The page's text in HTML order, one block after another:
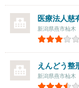
医療法人慈
新潟県燕市杣木
えんどう整
新潟県燕市杣木